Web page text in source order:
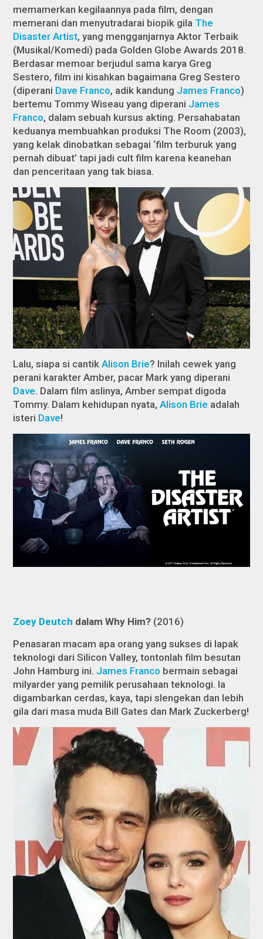
memamerkan kegilaannya pada film, dengan
memerani dan menyutradarai biopik gila The
Disaster Artist,yang mengganjarnya Aktor Terbaik
(Musikal/Komedi) pada Golden Globe Awards 2018.
Berdasar memoar berjudul sama karya Greg
Sestero, film ini kisahkan bagaimana Greg Sestero
(diperani Dave Franco, adik kandung James Franco)
bertemu Tommy Wiseau yang diperani James
Franco, dalam sebuah kursus akting. Persahabatan
keduanya membuahkan produksi The Room (2003),
yang kelak dinobatkan sebagai ‘film terburuk yang
pernah dibuat’ tapi jadi cult film karena keanehan
dan penceritaan yang tak biasa.
Lalu, siapa si cantikAlison Brie? Inilah cewek yang
perani karakter Amber, pacar Mark yang diperani
Dave. Dalam film aslinya, Amber sempat digoda
Tommy. Dalam kehidupan nyata,Alison Brie adalah
isteri Dave!
Zoey Deutch dalamWhy Him? (2016)
Penasaran macam apa orang yang sukses di lapak
teknologi dari Silicon Valley, tontonlah film besutan
John Hamburg ini. James Franco bermain sebagai
milyarder yang pemilik perusahaan teknologi. Ia
digambarkan cerdas, kaya, tapi slengekan dan lebih
gila dari masa muda Bill Gates dan Mark Zuckerberg!